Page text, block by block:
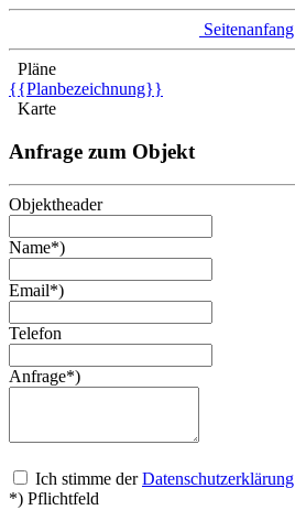
Seitenanfang
Pläne
{{Planbezeichnung}}
Karte
Anfrage zum Objekt
Objektheader
Name*)
Email*)
Telefon
Anfrage*)
Ich stimme derDatenschutzerklärung
*) Pflichtfeld